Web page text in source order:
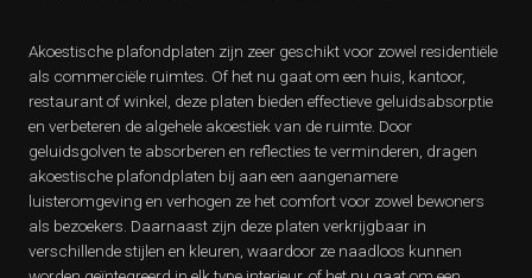
Akoestische plafondplaten zijn zeer geschikt voor zowel residentiële
als commerciële ruimtes. Of het nu gaat om een huis, kantoor,
restaurant of winkel, deze platen bieden effectieve geluidsabsorptie
en verbeteren de algehele akoestiek van de ruimte. Door
geluidsgolven te absorberen en reflecties te verminderen, dragen
akoestische plafondplaten bij aan een aangenamere
luisteromgeving en verhogen ze het comfort voor zowel bewoners
als bezoekers. Daarnaast zijn deze platen verkrijgbaar in
verschillende stijlen en kleuren, waardoor ze naadloos kunnen